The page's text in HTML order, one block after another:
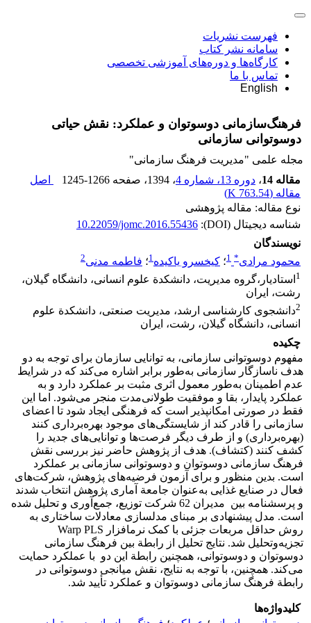
فهرست نشریات
سامانه نشر کتاب
کارگاه‌ها و دوره‌های آموزشی تخصصی
تماس با ما
English
فرهنگ‌سازمانی دوسوتوان و عملکرد: نقش حیاتی
دوسوتوانی سازمانی
مجله علمی "مدیریت فرهنگ سازمانی"
مقاله 14
، دوره 13، شماره 4 ، 1394 ، صفحه 1245-1266
اصل
مقاله (763.54 K
)
نوع مقاله: مقاله پژوهشی
شناسه دیجیتال (DOI):
10.22059/jomc.2016.55436
نویسندگان
محمود مرادی*
1؛ کیخسرو یاکیده1؛ فاطمه مدنی2
1 استادیار،گروه مدیریت، دانشکدة علوم انسانی، دانشگاه گیلان،
رشت، ایران
2دانشجوی کارشناسی ارشد، مدیریت صنعتی، دانشکدة علوم
انسانی، دانشگاه گیلان، رشت، ایران
چکیده
مفهوم دوسوتوانی سازمانی، به توانایی سازمان برای توجه به دو
هدف ناسازگار سازمانی به‌طور برابر اشاره می‌کند که در شرایط
عدم اطمینان به‌طور معمول اثری مثبت بر عملکرد دارد و به
عملکرد پایدار، بقا و موفقیت طولانی‌مدت منجر می‌شود. اما این
فقط در صورتی امکان­پذیر است که فرهنگی ایجاد شود تا اعضای
سازمانی را قادر کند از شایستگی‌های موجود بهره‌برداری کنند
(بهره‌برداری) و از طرف دیگر فرصت‌ها و توانایی‌های جدید را
کشف کنند (کتشاف). هدف از پژوهش حاضر نیز بررسی نقش
فرهنگ سازمانی دوسوتوان و دوسوتوانی سازمانی بر عملکرد
است. بدین منظور و برای آزمون فرضیه‌های پژوهش، شرکت‌های
فعال در صنایع غذایی به‌عنوان جامعة آماری پژوهش انتخاب شدند
و پرسشنامه بین مدیران 62 شرکت توزیع، جمع‌آوری و تحلیل شده
است. مدل پیشنهادی بر مبنای مدل­سازی معادلات ساختاری به
روش حداقل مربعات جزئی با کمک نرم­افزار Warp PLS
تجزیه‌وتحلیل شد. نتایج تحلیل از رابطة بین فرهنگ‌ سازمانی
دوسوتوان و دوسوتوانی، همچنین رابطة این دو با عملکرد حمایت
می‌کند. همچنین، با توجه به نتایج، نقش میانجی دوسوتوانی در
رابطة فرهنگ‌ سازمانی دوسوتوان و عملکرد تأیید شد.
کلیدواژه‌ها